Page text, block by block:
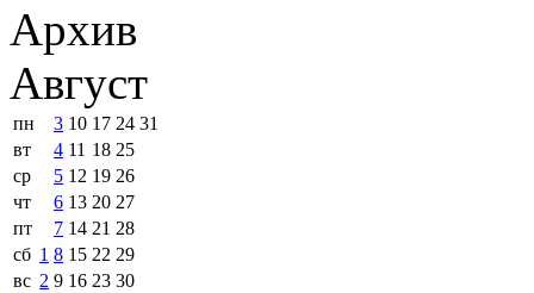
Архив
Август
пн 3 10 17 24 31
вт
4 11 18 25
ср
5 12 19 26
чт
6 13 20 27
пт
7 14 21 28
сб 1 8 15 22 29
вс 2 9 16 23 30